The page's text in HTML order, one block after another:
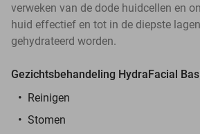
verweken van de dode huidcellen en
huid effectief en tot in de diepste
gehydrateerd worden.
Gezichtsbehandeling HydraFacial
Reinigen
Stomen